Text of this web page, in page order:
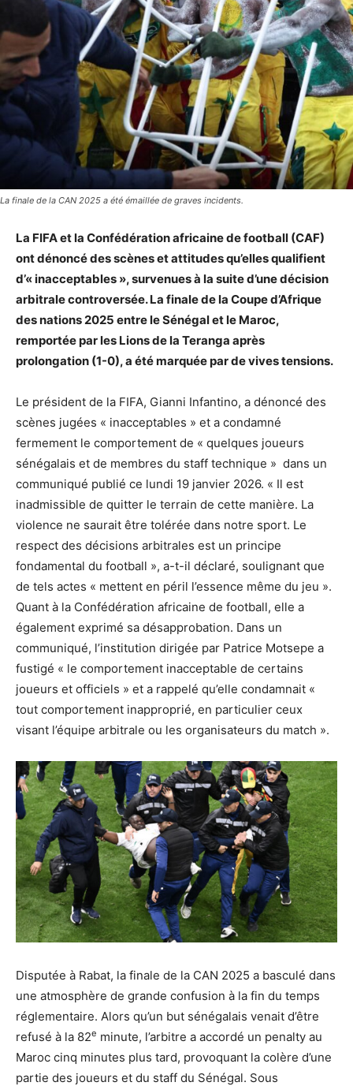
La finale de la CAN 2025 a été émaillée de graves incidents.
La FIFA et la Confédération africaine de football (CAF)
ont dénoncé des scènes et attitudes qu’elles qualifient
d’« inacceptables », survenues à la suite d’une décision
arbitrale controversée. La finale de la Coupe d’Afrique
des nations 2025 entre le Sénégal et le Maroc,
remportée par les Lions de la Teranga après
prolongation (1-0), a été marquée par de vives tensions.
Le président de la FIFA, Gianni Infantino, a dénoncé des
scènes jugées « inacceptables » et a condamné
fermement le comportement de « quelques joueurs
sénégalais et de membres du staff technique » dans un
communiqué publié ce lundi 19 janvier 2026. « Il est
inadmissible de quitter le terrain de cette manière. La
violence ne saurait être tolérée dans notre sport. Le
respect des décisions arbitrales est un principe
fondamental du football », a-t-il déclaré, soulignant que
de tels actes « mettent en péril l’essence même du jeu ».
Quant à la Confédération africaine de football, elle a
également exprimé sa désapprobation. Dans un
communiqué, l’institution dirigée par Patrice Motsepe a
fustigé « le comportement inacceptable de certains
joueurs et officiels » et a rappelé qu’elle condamnait «
tout comportement inapproprié, en particulier ceux
visant l’équipe arbitrale ou les organisateurs du match ».
Disputée à Rabat, la finale de la CAN 2025 a basculé dans
une atmosphère de grande confusion à la fin du temps
réglementaire. Alors qu’un but sénégalais venait d’être
refusé à la 82e minute, l’arbitre a accordé un penalty au
Maroc cinq minutes plus tard, provoquant la colère d’une
partie des joueurs et du staff du Sénégal. Sous